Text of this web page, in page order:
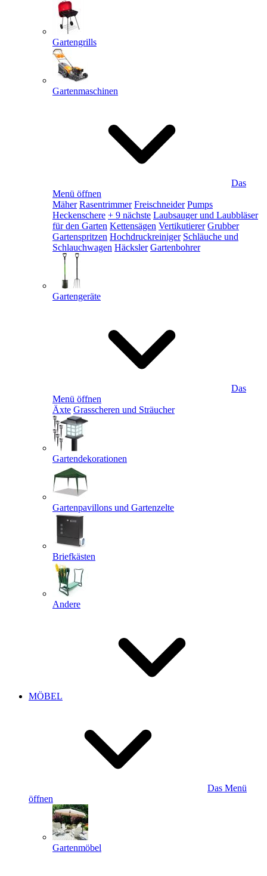
Gartengrills
Gartenmaschinen
Das
Menü öffnen
Mäher Rasentrimmer Freischneider Pumps
Heckenschere + 9 nächste Laubsauger und Laubbläser
für den Garten Kettensägen Vertikutierer Grubber
Gartenspritzen Hochdruckreiniger Schläuche und
Schlauchwagen Häcksler Gartenbohrer
Gartengeräte
Das
Menü öffnen
Äxte Grasscheren und Sträucher
Gartendekorationen
Gartenpavillons und Gartenzelte
Briefkästen
Andere
MÖBEL
Das Menü
öffnen
Gartenmöbel